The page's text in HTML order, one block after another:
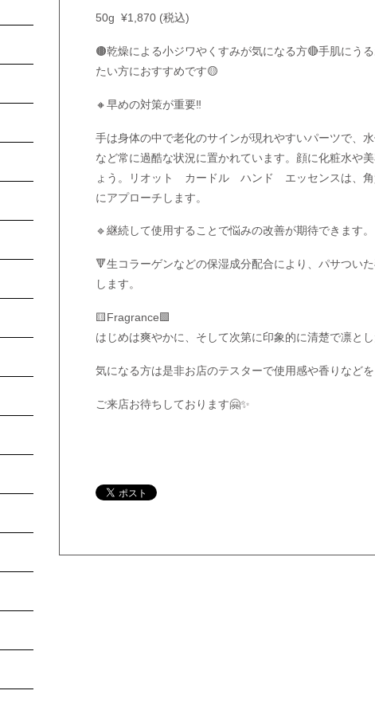
50g ¥1,870 (税込)
🟤乾燥による小ジワやくすみが気になる方🔴手肌にう
たい方におすすめです🟡
🔸早めの対策が重要‼️
手は身体の中で老化のサインが現れやすいパーツで、
など常に過酷な状況に置かれています。顔に化粧水や
ょう。リオット カードル ハンド エッセンスは、角
にアプローチします。
🔹継続して使用することで悩みの改善が期待できます。
🔻生コラーゲンなどの保湿成分配合により、パサつい
します。
🟨Fragrance🟩
はじめは爽やかに、そして次第に印象的に清楚で凛と
気になる方は是非お店のテスターで使用感や香りなど
ご来店お待ちしております🤗✨